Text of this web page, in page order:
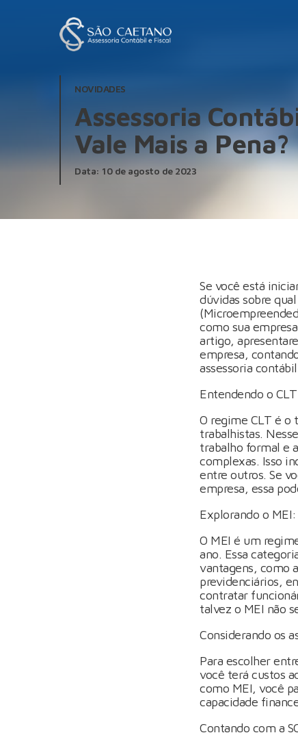
NOVIDADES
Assessoria
Vale Mais a Pena?
Data: 10 de agosto de 2023
Se você está
dúvidas sobre
como sua
artigo,
empresa,
assessoria
Entendendo o
O regime CLT é o
trabalhistas.
trabalho formal e
complexas. Isso
entre outros. Se
empresa, essa
Explorando o MEI:
O MEI é um
ano. Essa
vantagens, como
previdenciários,
contratar
talvez o MEI não
Considerando os
Para escolher
você terá custos
como MEI, você
capacidade
Contando com a